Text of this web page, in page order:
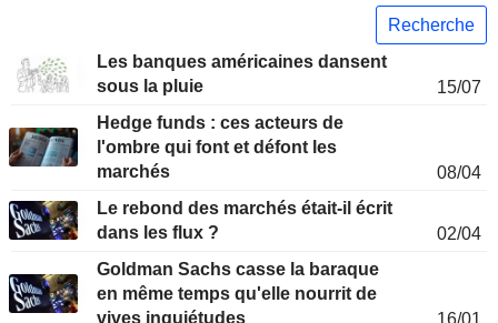
Recherche
Les banques américaines dansent
sous la pluie
15/07
Hedge funds : ces acteurs de
l'ombre qui font et défont les
marchés
08/04
Le rebond des marchés était-il écrit
dans les flux ?
02/04
Goldman Sachs casse la baraque
en même temps qu'elle nourrit de
vives inquiétudes